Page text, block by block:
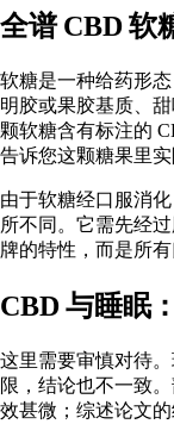
全谱 CBD 软
软糖是一种给药形
明胶或果胶基质、
颗软糖含有标注的
告诉您这颗糖果里实
由于软糖经口服消
所不同。它需先经
牌的特性，而是所
CBD 与睡眠
这里需要审慎对待
限，结论也不一致
效甚微；综述论文